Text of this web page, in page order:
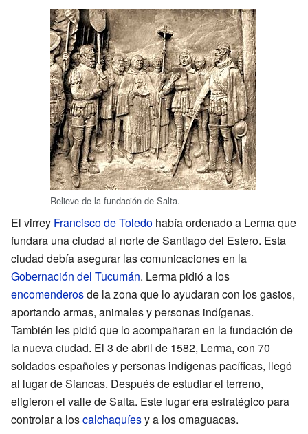
Relieve de la fundación de Salta.
El virrey Francisco de Toledo había ordenado a Lerma que
fundara una ciudad al norte de Santiago del Estero. Esta
ciudad debía asegurar las comunicaciones en la
Gobernación del Tucumán. Lerma pidió a los
encomenderosde la zona que lo ayudaran con los gastos,
aportando armas, animales y personas indígenas.
También les pidió que lo acompañaran en la fundación de
la nueva ciudad. El 3 de abril de 1582, Lerma, con 70
soldados españoles y personas indígenas pacíficas, llegó
al lugar de Siancas. Después de estudiar el terreno,
eligieron el valle de Salta. Este lugar era estratégico para
controlar a loscalchaquíesy a los omaguacas.